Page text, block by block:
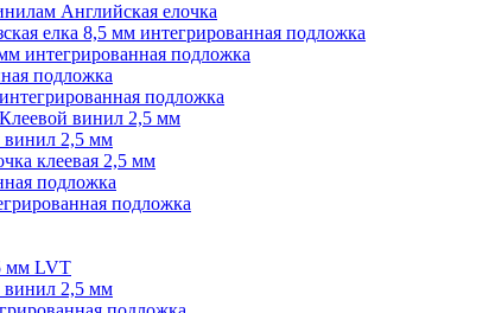
Английская елочка
елка 8,5 мм интегрированная подложка
интегрированная подложка
подложка
подложка
винил 2,5 мм
2,5 мм
клеевая 2,5 мм
подложка
подложка
мм LVT
2,5 мм